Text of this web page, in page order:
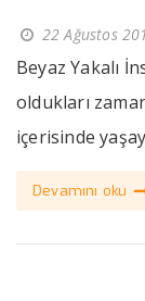
22 Ağustos
Beyaz Yakalı
oldukları
içerisinde
Devamını oku